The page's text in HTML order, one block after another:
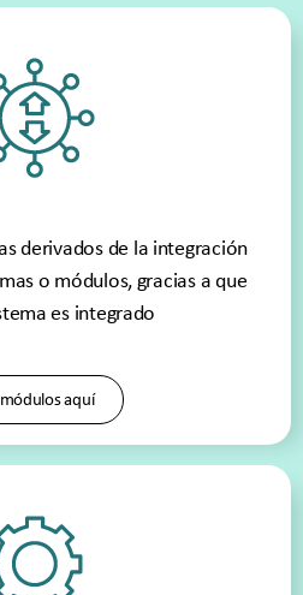
derivados de la integración
o módulos, gracias a que
es integrado
aquí